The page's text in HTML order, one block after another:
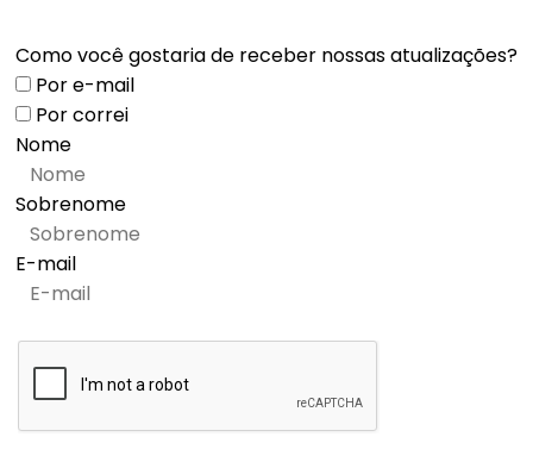
Como você gostaria de receber nossas atualizações?
Por e-mail
Por correi
Nome
Sobrenome
E-mail